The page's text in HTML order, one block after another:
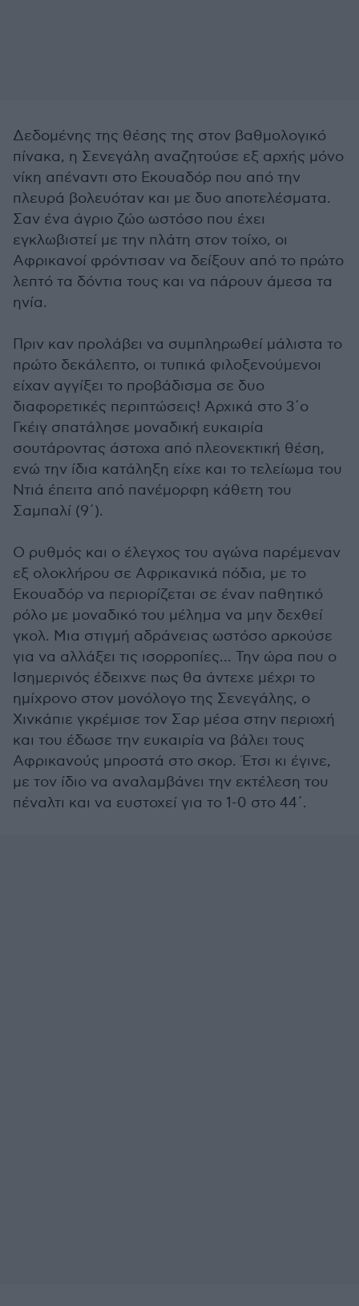
Δεδομένης της θέσης της στον βαθμολογικό
πίνακα, η Σενεγάλη αναζητούσε εξ αρχής μόνο
νίκη απέναντι στο Εκουαδόρ που από την
πλευρά βολευόταν και με δυο αποτελέσματα.
Σαν ένα άγριο ζώο ωστόσο που έχει
εγκλωβιστεί με την πλάτη στον τοίχο, οι
Αφρικανοί φρόντισαν να δείξουν από το πρώτο
λεπτό τα δόντια τους και να πάρουν άμεσα τα
ηνία.
Πριν καν προλάβει να συμπληρωθεί μάλιστα το
πρώτο δεκάλεπτο, οι τυπικά φιλοξενούμενοι
είχαν αγγίξει το προβάδισμα σε δυο
διαφορετικές περιπτώσεις! Αρχικά στο 3΄ο
Γκέιγ σπατάλησε μοναδική ευκαιρία
σουτάροντας άστοχα από πλεονεκτική θέση,
ενώ την ίδια κατάληξη είχε και το τελείωμα του
Ντιά έπειτα από πανέμορφη κάθετη του
Σαμπαλί (9΄).
Ο ρυθμός και ο έλεγχος του αγώνα παρέμεναν
εξ ολοκλήρου σε Αφρικανικά πόδια, με το
Εκουαδόρ να περιορίζεται σε έναν παθητικό
ρόλο με μοναδικό του μέλημα να μην δεχθεί
γκολ. Μια στιγμή αδράνειας ωστόσο αρκούσε
για να αλλάξει τις ισορροπίες... Την ώρα που ο
Ισημερινός έδειχνε πως θα άντεχε μέχρι το
ημίχρονο στον μονόλογο της Σενεγάλης, ο
Χινκάπιε γκρέμισε τον Σαρ μέσα στην περιοχή
και του έδωσε την ευκαιρία να βάλει τους
Αφρικανούς μπροστά στο σκορ. Έτσι κι έγινε,
με τον ίδιο να αναλαμβάνει την εκτέλεση του
πέναλτι και να ευστοχεί για το 1-0 στο 44΄.